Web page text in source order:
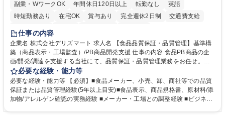
副業・WワークOK
年間休日120日以上 転勤なし
英語
時短勤務あり
在宅OK 賞与あり 完全週休2日制
交通費支給
駅近5分以内
仕事の内容
企業名 株式会社デリズマート 求人名 【食品品質保証・品質管理】基準構
築（商品表示・工場監査）/PB商品開発支援 仕事の内容 食品PB商品の企
画/開発/調達を支援する当社にて、品質保証・品質管理業務をお任せ。商
品規格書、食品表示、原材料/添加物/アレルゲン確認を中心に国内外メー
カー・工場の品質基準整備から発売後対応まで担います。 【詳細】 ■商品
規格書、一括表示、栄養成分、原材料・添加物・アレルゲンの確認 ■メー
カーへの修正指示・承認管理 ■国内外工場の監査、製造立会い、改善指導
必要な経験・能力等
必要な経験・能力等 【必須】■食品メーカー、小売、卸、商社等での品質
保証または品質管理経験(5年以上目安)■食品表示、商品規格書、原材料/添
加物/アレルゲン確認の実務経験 ■メーカー・工場との調整経験 ■ビジネス